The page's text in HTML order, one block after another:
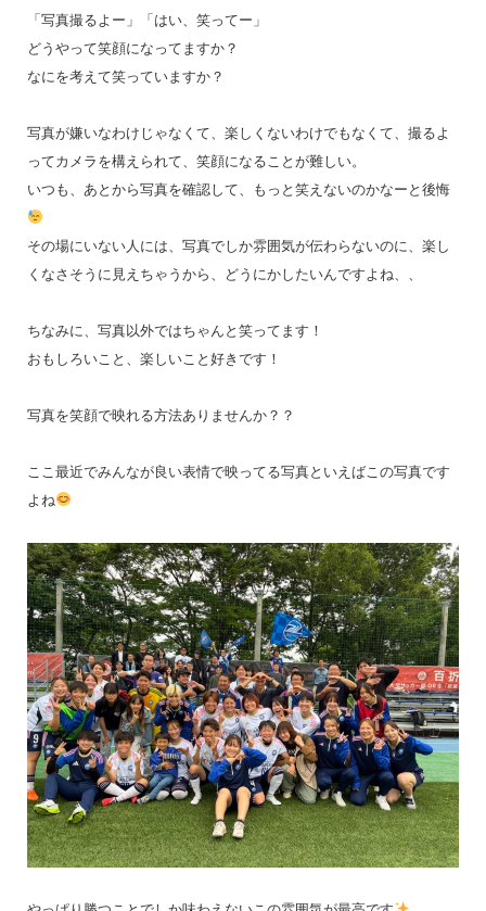
「写真撮るよー」「はい、笑ってー」
どうやって笑顔になってますか？
なにを考えて笑っていますか？
写真が嫌いなわけじゃなくて、楽しくないわけでもなくて、撮るよ
ってカメラを構えられて、笑顔になることが難しい。
いつも、あとから写真を確認して、もっと笑えないのかなーと後悔
その場にいない人には、写真でしか雰囲気が伝わらないのに、楽し
くなさそうに見えちゃうから、どうにかしたいんですよね、、
ちなみに、写真以外ではちゃんと笑ってます！
おもしろいこと、楽しいこと好きです！
写真を笑顔で映れる方法ありませんか？？
ここ最近でみんなが良い表情で映ってる写真といえばこの写真です
よね